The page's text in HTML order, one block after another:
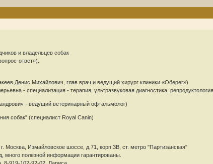
и владельцев собак
ответ»).
Денис Михайлович, глав.врач и ведущий хирург клиники «Оберег»)
- специализация - терапия, ультразвуковая диагностика,
- ведущий ветеринарный офтальмолог)
собак" (специалист Royal Canin)
Москва, Измайловское шоссе, д.71, корп.3В, ст. метро "Партизанская"
много полезной информации гарантированы.
8-919-102-92-02 Лариса